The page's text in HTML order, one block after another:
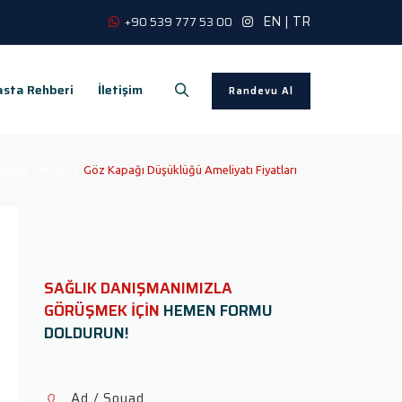
+90 539 777 53 00 EN | TR
Randevu Al
Rehberi İletişim
Göz Kapağı Düşüklüğü Ameliyatı Fiyatları
SAĞLIK DANIŞMANIMIZLA
GÖRÜŞMEK İÇİN HEMEN FORMU
DOLDURUN!